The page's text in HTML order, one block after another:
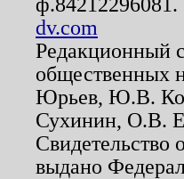
dv.com
Редакционный
Юрьев, Ю.В.
Сухинин, О.В.
выдано